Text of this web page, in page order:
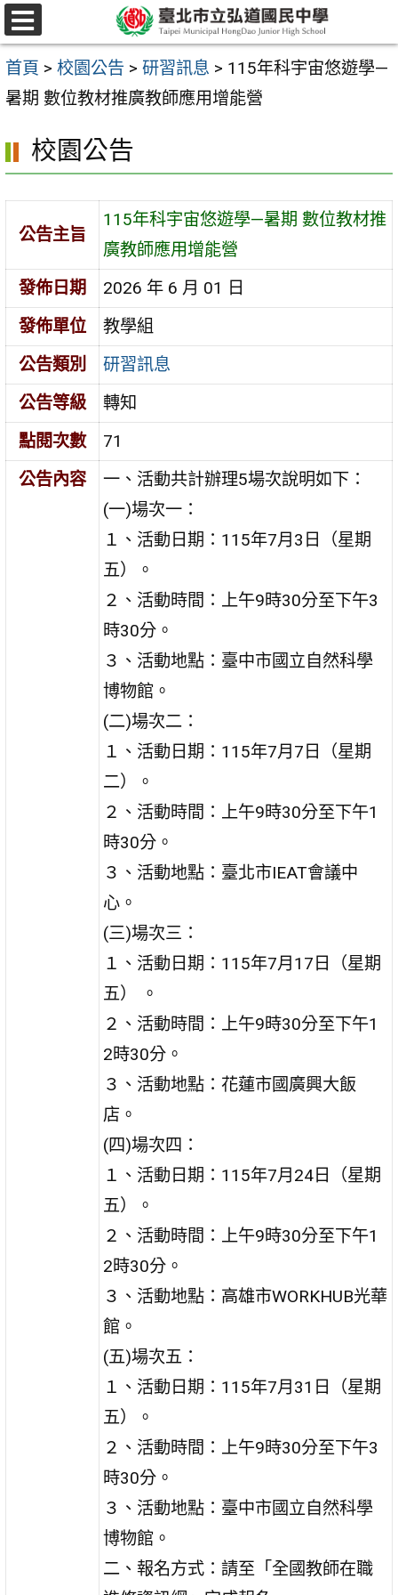
跳
至
主
要
容
區
選
單
首頁 > 校園公告 > 研習訊息 > 115年科宇宙悠遊學—
暑期 數位教材推廣教師應用增能營
校園公告
公告主旨
115年科宇宙悠遊學—暑期 數位教材推
廣教師應用增能營
發佈日期
2026 年 6 月 01 日
發佈單位
教學組
公告類別
研習訊息
公告等級
轉知
點閱次數
71
公告內容
一、活動共計辦理5場次說明如下：
(一)場次一：
１、活動日期：115年7月3日（星期
五）。
２、活動時間：上午9時30分至下午3
時30分。
３、活動地點：臺中市國立自然科學
博物館。
(二)場次二：
１、活動日期：115年7月7日（星期
二）。
２、活動時間：上午9時30分至下午1
時30分。
３、活動地點：臺北市IEAT會議中
心。
(三)場次三：
１、活動日期：115年7月17日（星期
五） 。
２、活動時間：上午9時30分至下午1
2時30分。
３、活動地點：花蓮市國廣興大飯
店。
(四)場次四：
１、活動日期：115年7月24日（星期
五）。
２、活動時間：上午9時30分至下午1
2時30分。
３、活動地點：高雄市WORKHUB光華
館。
(五)場次五：
１、活動日期：115年7月31日（星期
五）。
２、活動時間：上午9時30分至下午3
時30分。
３、活動地點：臺中市國立自然科學
博物館。
二、報名方式：請至「全國教師在職